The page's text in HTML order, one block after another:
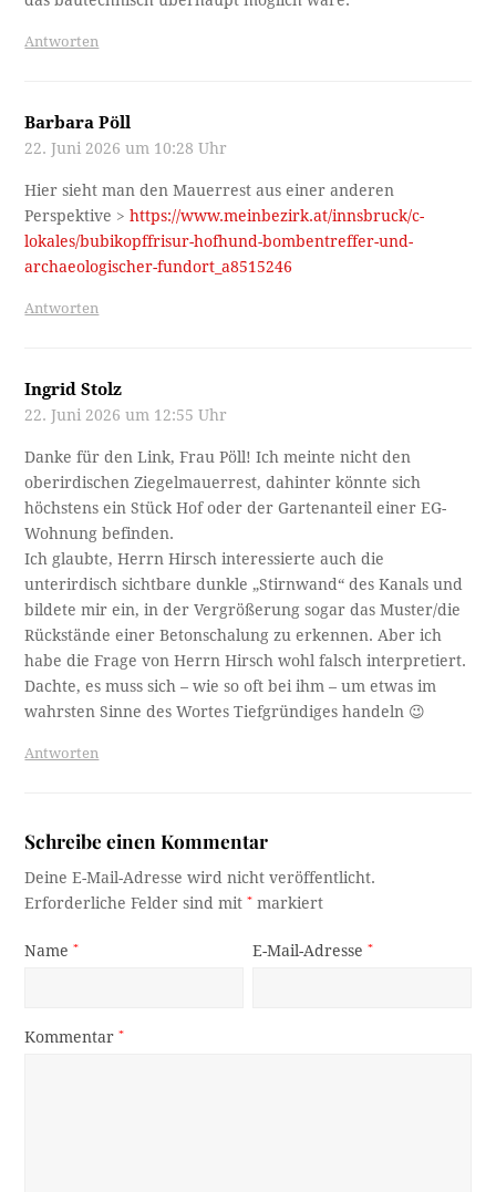
Antworten
Barbara Pöll
22. Juni 2026 um 10:28 Uhr
Hier sieht man den Mauerrest aus einer anderen
Perspektive >https://www.meinbezirk.at/innsbruck/c-
lokales/bubikopffrisur-hofhund-bombentreffer-und-
archaeologischer-fundort_a8515246
Antworten
Ingrid Stolz
22. Juni 2026 um 12:55 Uhr
Danke für den Link, Frau Pöll! Ich meinte nicht den
oberirdischen Ziegelmauerrest, dahinter könnte sich
höchstens ein Stück Hof oder der Gartenanteil einer EG-
Wohnung befinden.
Ich glaubte, Herrn Hirsch interessierte auch die
unterirdisch sichtbare dunkle „Stirnwand“ des Kanals und
bildete mir ein, in der Vergrößerung sogar das Muster/die
Rückstände einer Betonschalung zu erkennen. Aber ich
habe die Frage von Herrn Hirsch wohl falsch interpretiert.
Dachte, es muss sich – wie so oft bei ihm – um etwas im
wahrsten Sinne des Wortes Tiefgründiges handeln 😉
Antworten
Schreibe einen Kommentar
Deine E-Mail-Adresse wird nicht veröffentlicht.
Erforderliche Felder sind mit* markiert
Name* E-Mail-Adresse*
Kommentar*